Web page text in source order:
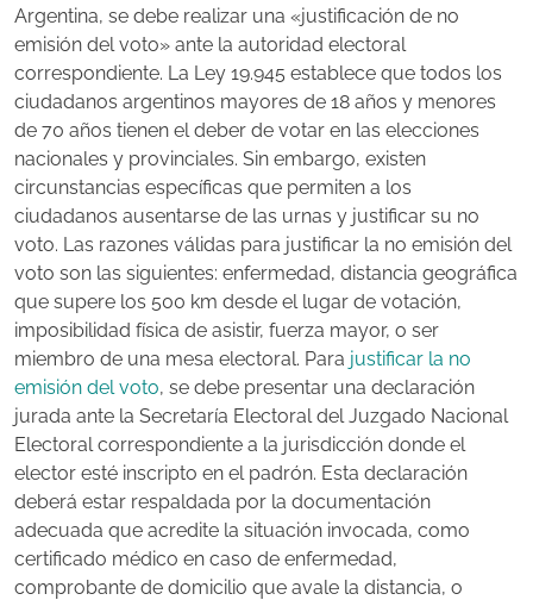
Argentina, se debe realizar una «justificación de no
emisión del voto» ante la autoridad electoral
correspondiente. La Ley 19.945 establece que todos los
ciudadanos argentinos mayores de 18 años y menores
de 70 años tienen el deber de votar en las elecciones
nacionales y provinciales. Sin embargo, existen
circunstancias específicas que permiten a los
ciudadanos ausentarse de las urnas y justificar su no
voto. Las razones válidas para justificar la no emisión del
voto son las siguientes: enfermedad, distancia geográfica
que supere los 500 km desde el lugar de votación,
imposibilidad física de asistir, fuerza mayor, o ser
miembro de una mesa electoral. Para justificar la no
emisión del voto, se debe presentar una declaración
jurada ante la Secretaría Electoral del Juzgado Nacional
Electoral correspondiente a la jurisdicción donde el
elector esté inscripto en el padrón. Esta declaración
deberá estar respaldada por la documentación
adecuada que acredite la situación invocada, como
certificado médico en caso de enfermedad,
comprobante de domicilio que avale la distancia, o